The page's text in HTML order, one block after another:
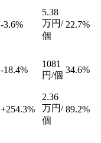
-3.6%
5.38
万円/
個
22.7%
-18.4%
1081
円/個
34.6%
+254.3%
2.36
万円/
個
89.2%